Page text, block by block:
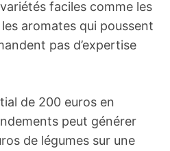
faciles comme les
aromates qui poussent
pas d’expertise
de 200 euros en
peut générer
de légumes sur une